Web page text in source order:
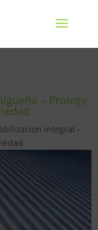
– Protege
integral –